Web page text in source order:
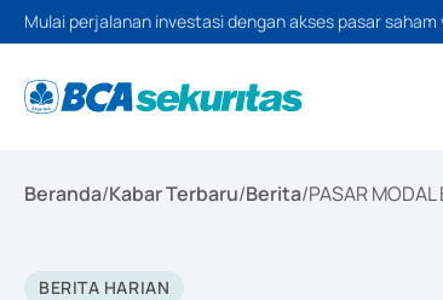
Mulai perjalanan investasi dengan akses pasar
Beranda/Kabar Terbaru/Berita/PASAR
BERITA HARIAN